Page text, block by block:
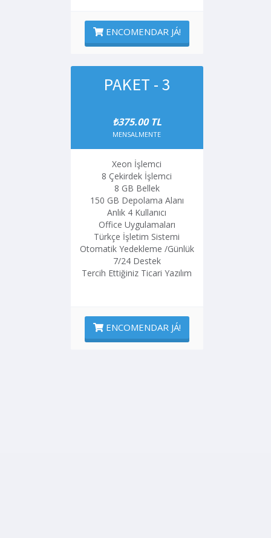
ENCOMENDAR JÁ!
PAKET - 3
₺375.00 TL
MENSALMENTE
Xeon İşlemci
8 Çekirdek İşlemci
8 GB Bellek
150 GB Depolama Alanı
Anlık 4 Kullanıcı
Office Uygulamaları
Türkçe İşletim Sistemi
Otomatik Yedekleme /Günlük
7/24 Destek
Tercih Ettiğiniz Ticari Yazılım
ENCOMENDAR JÁ!